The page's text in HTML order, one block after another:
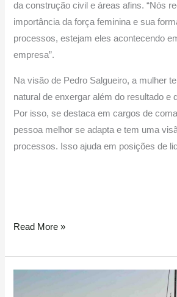
da construção civil e áreas afins. “Nós
importância da força feminina e sua
processos, estejam eles acontecendo
empresa”.
Na visão de Pedro Salgueiro, a mulher
natural de enxergar além do resultado e
Por isso, se destaca em cargos de
pessoa melhor se adapta e tem uma
processos. Isso ajuda em posições de
Read More »